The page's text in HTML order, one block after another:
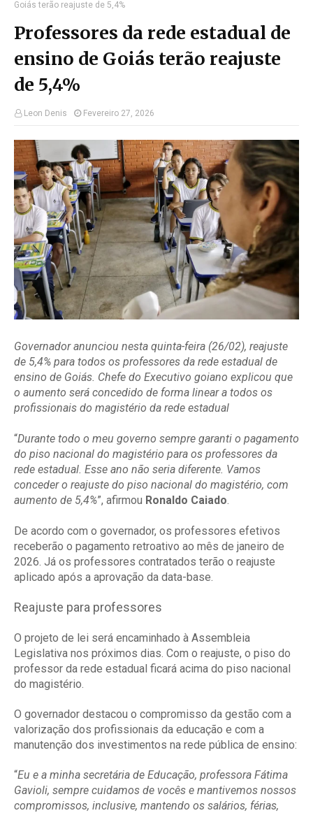
Goiás terão reajuste de 5,4%
Professores da rede estadual de
ensino de Goiás terão reajuste
de 5,4%
Leon Denis Fevereiro 27, 2026
Governador anunciou nesta quinta-feira (26/02), reajuste
de 5,4% para todos os professores da rede estadual de
ensino de Goiás. Chefe do Executivo goiano explicou que
o aumento será concedido de forma linear a todos os
profissionais do magistério da rede estadual
“Durante todo o meu governo sempre garanti o pagamento
do piso nacional do magistério para os professores da
rede estadual. Esse ano não seria diferente. Vamos
conceder o reajuste do piso nacional do magistério, com
aumento de 5,4%”, afirmou Ronaldo Caiado
De acordo com o governador, os professores efetivos
receberão o pagamento retroativo ao mês de janeiro de
2026. Já os professores contratados terão o reajuste
aplicado após a aprovação da data-base.
Reajuste para professores
O projeto de lei será encaminhado à Assembleia
Legislativa nos próximos dias. Com o reajuste, o piso do
professor da rede estadual ficará acima do piso nacional
do magistério.
O governador destacou o compromisso da gestão com a
valorização dos profissionais da educação e com a
manutenção dos investimentos na rede pública de ensino:
“Eu e a minha secretária de Educação, professora Fátima
Gavioli, sempre cuidamos de vocês e mantivemos nossos
compromissos, inclusive, mantendo os salários, férias,